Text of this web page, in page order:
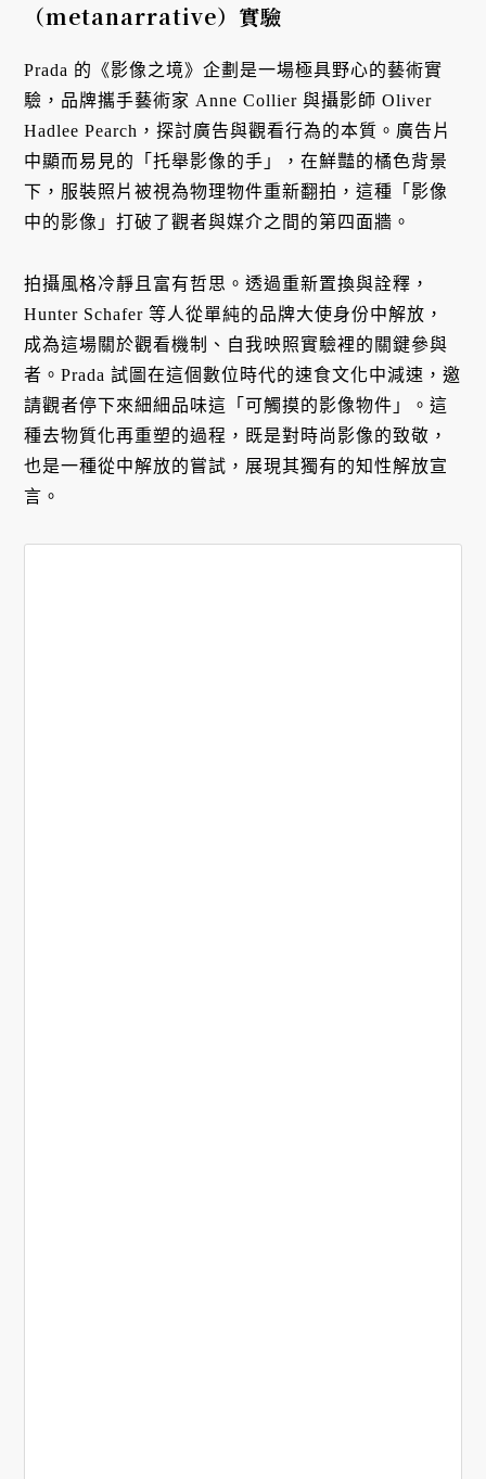
（metanarrative）實驗
Prada 的《影像之境》企劃是一場極具野心的藝術實
驗，品牌攜手藝術家 Anne Collier 與攝影師 Oliver
Hadlee Pearch，探討廣告與觀看行為的本質。廣告片
中顯而易見的「托舉影像的手」，在鮮豔的橘色背景
下，服裝照片被視為物理物件重新翻拍，這種「影像
中的影像」打破了觀者與媒介之間的第四面牆。
拍攝風格冷靜且富有哲思。透過重新置換與詮釋，
Hunter Schafer 等人從單純的品牌大使身份中解放，
成為這場關於觀看機制、自我映照實驗裡的關鍵參與
者。Prada 試圖在這個數位時代的速食文化中減速，邀
請觀者停下來細細品味這「可觸摸的影像物件」。這
種去物質化再重塑的過程，既是對時尚影像的致敬，
也是一種從中解放的嘗試，展現其獨有的知性解放宣
言。